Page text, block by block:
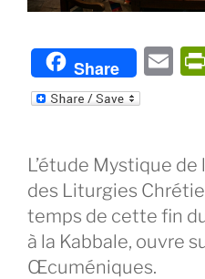
Share
E
L’étude Mystique
des Liturgies
temps de cette fin
à la Kabbale, ouvre
Œcuméniques.